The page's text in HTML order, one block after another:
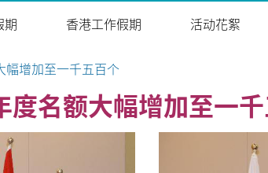
期 香港工作假期 活动花絮
幅增加至一千五百个
名额大幅增加至一